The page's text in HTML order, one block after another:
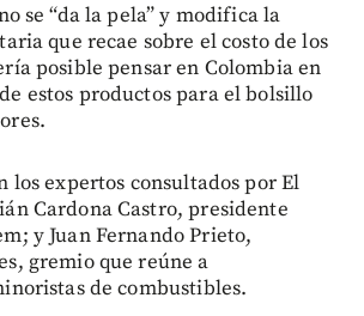
se “da la pela” y modifica la
que recae sobre el costo de los
posible pensar en Colombia en
estos productos para el bolsillo
los expertos consultados por El
Cardona Castro, presidente
y Juan Fernando Prieto,
gremio que reúne a
de combustibles.